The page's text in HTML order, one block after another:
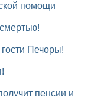
помощи
Печоры!